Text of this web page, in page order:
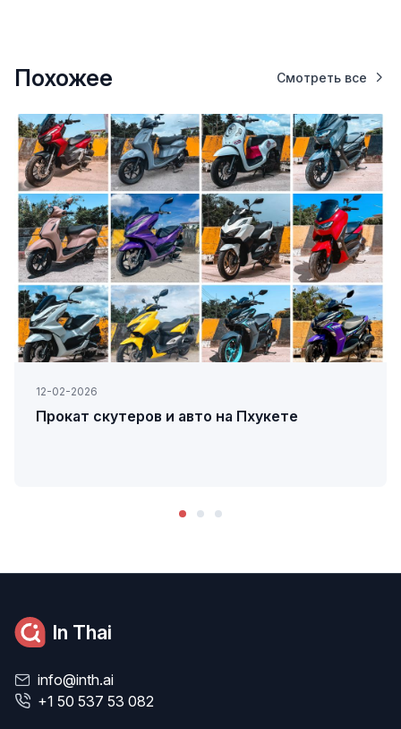
Похожее Смотреть все
12-02-2026
Прокат скутеров и авто на Пхукете
In Thai
info@inth.ai
+1 50 537 53 082